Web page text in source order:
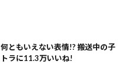
何ともいえない表情!? 搬送中の子
トラに11.3万いいね!